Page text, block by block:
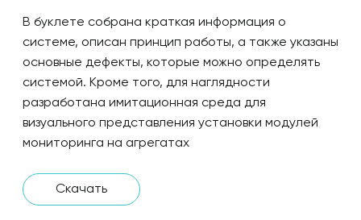
В буклете собрана краткая информация о
системе, описан принцип работы, а также указаны
основные дефекты, которые можно определять
системой. Кроме того, для наглядности
разработана имитационная среда для
визуального представления установки модулей
мониторинга на агрегатах
Скачать